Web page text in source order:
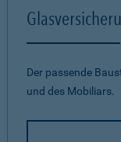
Der passende
und des Mobiliars.